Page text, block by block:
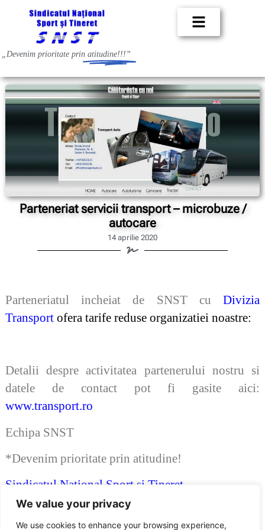
We value your privacy
We use cookies to enhance your browsing experience,
„Devenim prioritate prin atitudine!!!”
Parteneriat servicii transport – microbuze /
autocare
14 aprilie 2020
Parteneriatul incheiat de SNST cuDivizia
Transport ofera tarife reduse organizatiei noastre:
Detalii despre activitatea partenerului nostru si
datele de contact pot fi gasite aici:
www.transport.ro
Echipa SNST
*Devenim prioritate prin atitudine!
Sindicatul National Sport si Tineret
AfiliatPublisind
MembruBlocul National Sindical – BNS –